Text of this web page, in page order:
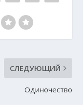
СЛЕДУЮЩИЙ
Одиночество